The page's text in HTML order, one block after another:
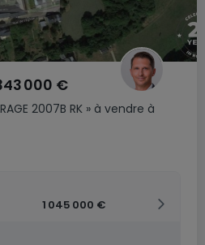
2007B RK » à vendre à
000 €
1 045 000 €